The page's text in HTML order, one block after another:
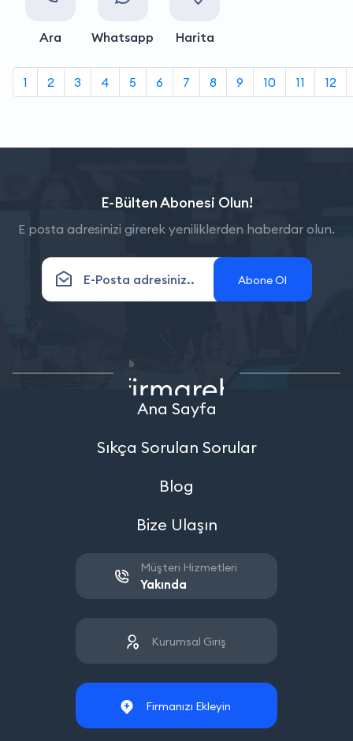
Ara Whatsapp Harita
1 2 3 4 5 6 7 8 9 10 11 12
E-Bülten Abonesi Olun!
E posta adresinizi girerek yeniliklerden haberdar olun.
Abone Ol
Ana Sayfa
Sıkça Sorulan Sorular
Blog
Bize Ulaşın
Müşteri Hizmetleri
Yakında
Kurumsal Giriş
Firmanızı Ekleyin